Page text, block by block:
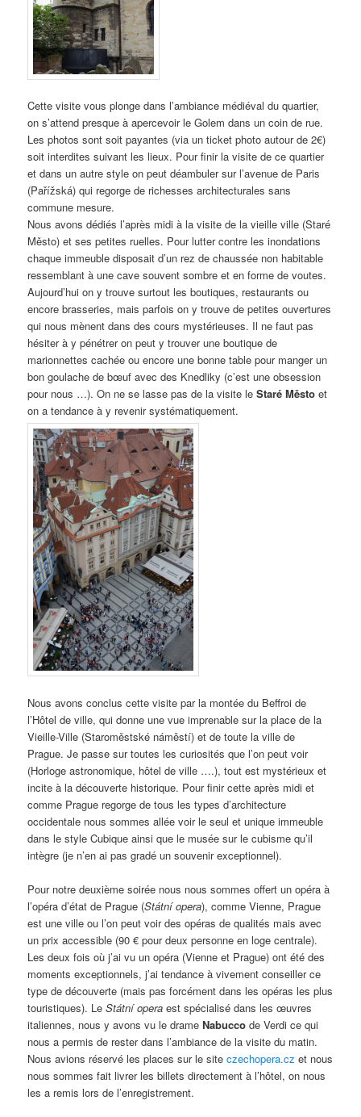
Cette visite vous plonge dans l’ambiance médiéval du quartier,
on s’attend presque à apercevoir le Golem dans un coin de rue.
Les photos sont soit payantes (via un ticket photo autour de 2€)
soit interdites suivant les lieux. Pour finir la visite de ce quartier
et dans un autre style on peut déambuler sur l’avenue de Paris
(Pařížská) qui regorge de richesses architecturales sans
commune mesure.
Nous avons dédiés l’après midi à la visite de la vieille ville (Staré
Město) et ses petites ruelles. Pour lutter contre les inondations
chaque immeuble disposait d’un rez de chaussée non habitable
ressemblant à une cave souvent sombre et en forme de voutes.
Aujourd’hui on y trouve surtout les boutiques, restaurants ou
encore brasseries, mais parfois on y trouve de petites ouvertures
qui nous mènent dans des cours mystérieuses. Il ne faut pas
hésiter à y pénétrer on peut y trouver une boutique de
marionnettes cachée ou encore une bonne table pour manger un
bon goulache de bœuf avec des Knedliky (c’est une obsession
pour nous …). On ne se lasse pas de la visite leStaré Město et
on a tendance à y revenir systématiquement.
Nous avons conclus cette visite par la montée du Beffroi de
l’Hôtel de ville, qui donne une vue imprenable sur la place de la
Vieille-Ville (Staroměstské náměstí) et de toute la ville de
Prague. Je passe sur toutes les curiosités que l’on peut voir
(Horloge astronomique, hôtel de ville ….), tout est mystérieux et
incite à la découverte historique. Pour finir cette après midi et
comme Prague regorge de tous les types d’architecture
occidentale nous sommes allée voir le seul et unique immeuble
dans le style Cubique ainsi que le musée sur le cubisme qu’il
intègre (je n’en ai pas gradé un souvenir exceptionnel).
Pour notre deuxième soirée nous nous sommes offert un opéra à
l’opéra d’état de Prague (Státní opera), comme Vienne, Prague
est une ville ou l’on peut voir des opéras de qualités mais avec
un prix accessible (90 € pour deux personne en loge centrale).
Les deux fois où j’ai vu un opéra (Vienne et Prague) ont été des
moments exceptionnels, j’ai tendance à vivement conseiller ce
type de découverte (mais pas forcément dans les opéras les plus
touristiques). LeStátní opera est spécialisé dans les œuvres
italiennes, nous y avons vu le drameNabucco de Verdi ce qui
nous a permis de rester dans l’ambiance de la visite du matin.
Nous avions réservé les places sur le siteczechopera.cz et nous
nous sommes fait livrer les billets directement à l’hôtel, on nous
les a remis lors de l’enregistrement.